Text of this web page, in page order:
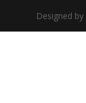
Designed by